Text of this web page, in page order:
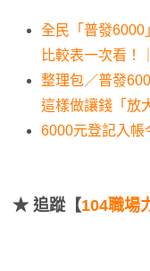
全民「普發6000
比較表一次看！
整理包／普發
這樣做讓錢「放
6000元登記入帳
★ 追蹤【104職場